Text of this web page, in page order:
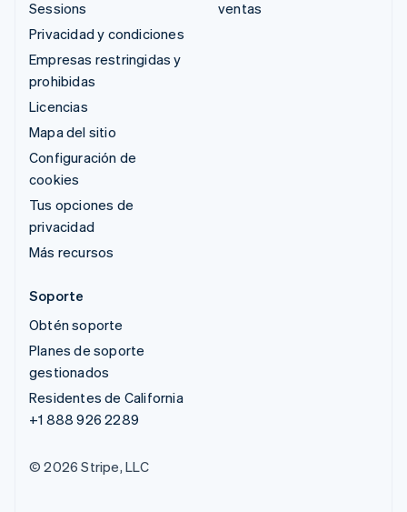
Sessions
Privacidad y condiciones
Empresas restringidas y
prohibidas
Licencias
Mapa del sitio
Configuración de
cookies
Tus opciones de
privacidad
Más recursos
ventas
Soporte
Obtén soporte
Planes de soporte
gestionados
Residentes de California
+1 888 926 2289
© 2026 Stripe, LLC